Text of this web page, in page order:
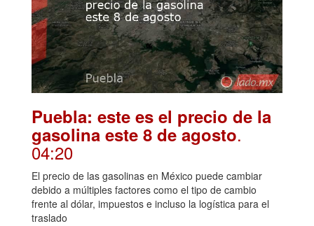
Puebla: este es el precio de la
gasolina este 8 de agosto.
04:20
El precio de las gasolinas en México puede cambiar
debido a múltiples factores como el tipo de cambio
frente al dólar, impuestos e incluso la logística para el
traslado